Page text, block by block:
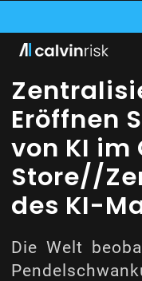
Eröffnen
von KI im
Store//
des KI-
Die Welt